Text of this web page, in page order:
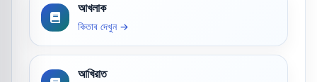
আখলাক
কিতাব দেখুন →
আখিরাত